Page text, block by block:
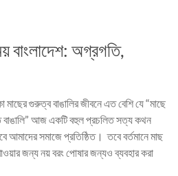
বাংলাদেশ: অগ্রগতি,
মাছের গুরুত্ব বাঙালির জীবনে এত বেশি যে “মাছে
বাঙালি” আজ একটি বহুল প্রচলিত সত্য কথন
আমাদের সমাজে প্রতিষ্ঠিত। তবে বর্তমানে মাছ
জন্য নয় বরং পোষার জন্যও ব্যবহার করা